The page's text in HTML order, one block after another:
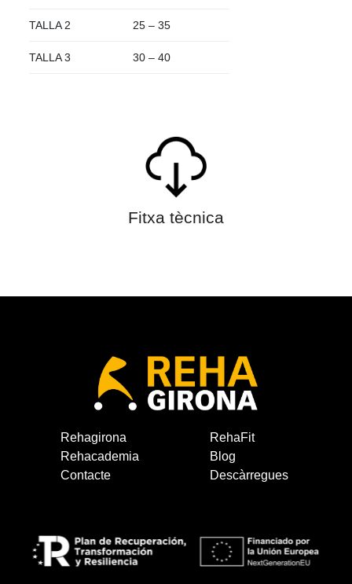
TALLA 2 25 – 35
TALLA 3 30 – 40
Fitxa tècnica
Rehagirona
RehaFit
Rehacademia
Blog
Contacte
Descàrregues